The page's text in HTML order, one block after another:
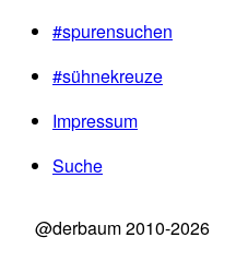
#spurensuchen
#sühnekreuze
Impressum
Suche
@derbaum 2010-2026